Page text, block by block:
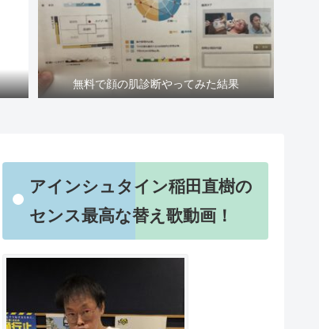
無料で顔の肌診断やってみた結果
アインシュタイン稲田直樹の
センス最高な替え歌動画！